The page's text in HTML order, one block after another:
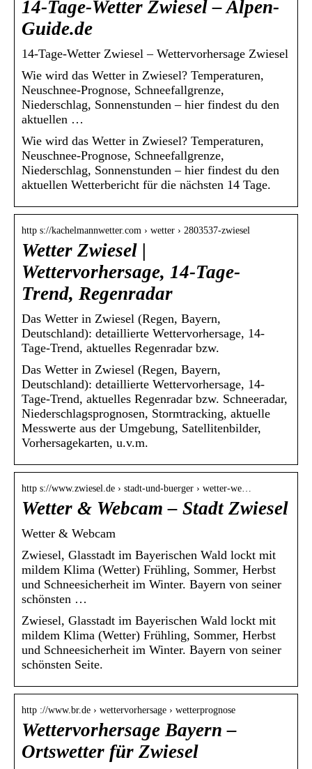
14-Tage-Wetter Zwiesel – Alpen-
Guide.de
14-Tage-Wetter Zwiesel – Wettervorhersage Zwiesel
Wie wird das Wetter in Zwiesel? Temperaturen,
Neuschnee-Prognose, Schneefallgrenze,
Niederschlag, Sonnenstunden – hier findest du den
aktuellen …
Wie wird das Wetter in Zwiesel? Temperaturen,
Neuschnee-Prognose, Schneefallgrenze,
Niederschlag, Sonnenstunden – hier findest du den
aktuellen Wetterbericht für die nächsten 14 Tage.
http s://kachelmannwetter.com › wetter › 2803537-zwiesel
Wetter Zwiesel |
Wettervorhersage, 14-Tage-
Trend, Regenradar
Das Wetter in Zwiesel (Regen, Bayern,
Deutschland): detaillierte Wettervorhersage, 14-
Tage-Trend, aktuelles Regenradar bzw.
Das Wetter in Zwiesel (Regen, Bayern,
Deutschland): detaillierte Wettervorhersage, 14-
Tage-Trend, aktuelles Regenradar bzw. Schneeradar,
Niederschlagsprognosen, Stormtracking, aktuelle
Messwerte aus der Umgebung, Satellitenbilder,
Vorhersagekarten, u.v.m.
http s://www.zwiesel.de › stadt-und-buerger › wetter-we…
Wetter & Webcam – Stadt Zwiesel
Wetter & Webcam
Zwiesel, Glasstadt im Bayerischen Wald lockt mit
mildem Klima (Wetter) Frühling, Sommer, Herbst
und Schneesicherheit im Winter. Bayern von seiner
schönsten …
Zwiesel, Glasstadt im Bayerischen Wald lockt mit
mildem Klima (Wetter) Frühling, Sommer, Herbst
und Schneesicherheit im Winter. Bayern von seiner
schönsten Seite.
http ://www.br.de › wettervorhersage › wetterprognose
Wettervorhersage Bayern –
Ortswetter für Zwiesel